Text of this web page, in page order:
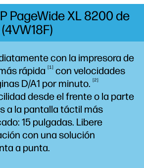
con la impresora de
rápida 1
con velocidades
D/A1 porminuto. 2
desde el frente o la parte
a la pantalla táctil más
15 pulgadas. Libere
con una solución
a punta.
PageWide XL 8200 de